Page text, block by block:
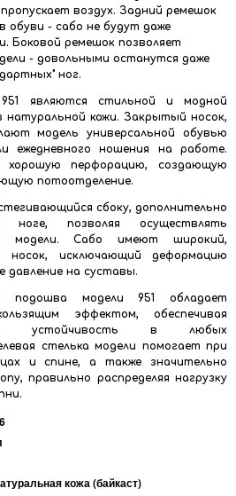
воздух. Задний ремешок
обуви - сабо не будут даже
Боковой ремешок позволяет
- довольными останутся даже
ног.
являются стильной и модной
натуральной кожи. Закрытый носок,
модель универсальной обувью
ежедневного ношения на работе.
перфорацию, создающую
потоотделение.
сбоку, дополнительно
позволяя осуществлять
модели. Сабо имеют широкий,
носок, исключающий деформацию
давление на суставы.
подошва модели 951 обладает
эффектом, обеспечивая
устойчивость в любых
стелька модели помогает при
и спине, а также значительно
правильно распределяя нагрузку
кожа (байкаст)